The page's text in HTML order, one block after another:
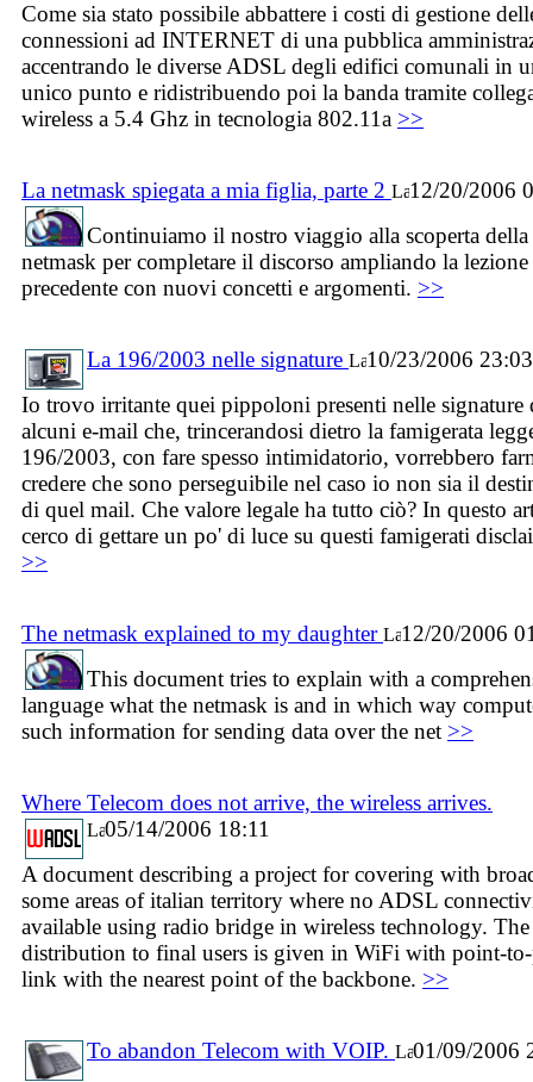
Come sia stato possibile abbattere i costi di gestione
connessioni ad INTERNET di una pubblica
accentrando le diverse ADSL degli edifici comunali in
unico punto e ridistribuendo poi la banda tramite
wireless a 5.4 Ghz in tecnologia 802.11a >>
La netmask spiegata a mia figlia, parte 2
12/20/2006
Continuiamo il nostro viaggio alla scoperta della
netmask per completare il discorso ampliando la lezione
precedente con nuovi concetti e argomenti. >>
La 196/2003 nelle signature
10/23/2006 23:03
Io trovo irritante quei pippoloni presenti nelle signature
alcuni e-mail che, trincerandosi dietro la famigerata
196/2003, con fare spesso intimidatorio, vorrebbero
credere che sono perseguibile nel caso io non sia il
di quel mail. Che valore legale ha tutto ciò? In questo
cerco di gettare un po' di luce su questi famigerati
>>
The netmask explained to my daughter
12/20/2006
This document tries to explain with a
language what the netmask is and in which way
such information for sending data over the net >>
Where Telecom does not arrive, the wireless arrives.
05/14/2006 18:11
A document describing a project for covering with
some areas of italian territory where no ADSL
available using radio bridge in wireless technology. The
distribution to final users is given in WiFi with point-
link with the nearest point of the backbone. >>
To abandon Telecom with VOIP.
01/09/2006